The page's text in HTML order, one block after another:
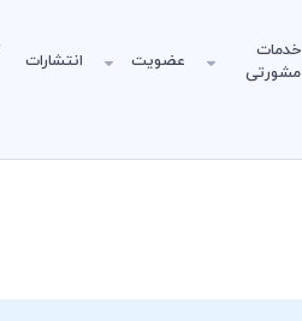
خدمات
مشورتی
عضویت انتشارات